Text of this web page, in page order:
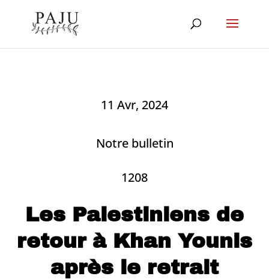
11 Avr, 2024
Notre bulletin
1208
Les Palestiniens de
retour à Khan Younis
après le retrait